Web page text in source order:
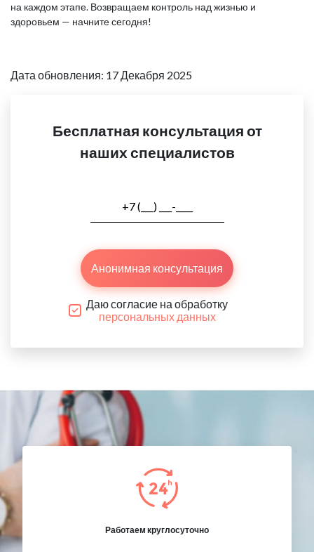
на каждом этапе. Возвращаем контроль над жизнью и
здоровьем — начните сегодня!
Дата обновления: 17 Декабря 2025
Бесплатная консультация от
наших специалистов
Анонимная консультация
Даю согласие на обработку
персональных данных
Работаем круглосуточно